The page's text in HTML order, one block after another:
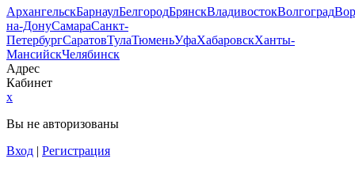
АрхангельскБарнаулБелгородБрянскВладивостокВолгоград
на-ДонуСамараСанкт-
ПетербургСаратовТулаТюменьУфаХабаровскХанты-
МансийскЧелябинск
Адрес
Кабинет
x
Вы не авторизованы
Вход | Регистрация